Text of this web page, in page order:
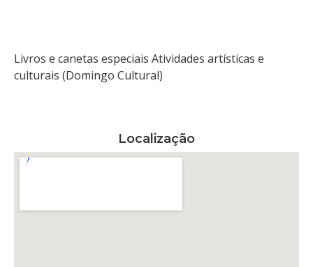
Livros e canetas especiais Atividades artísticas e
culturais (Domingo Cultural)
Localização